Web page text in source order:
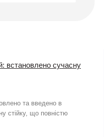
встановлено сучасну
та введено в
стійку, що повністю